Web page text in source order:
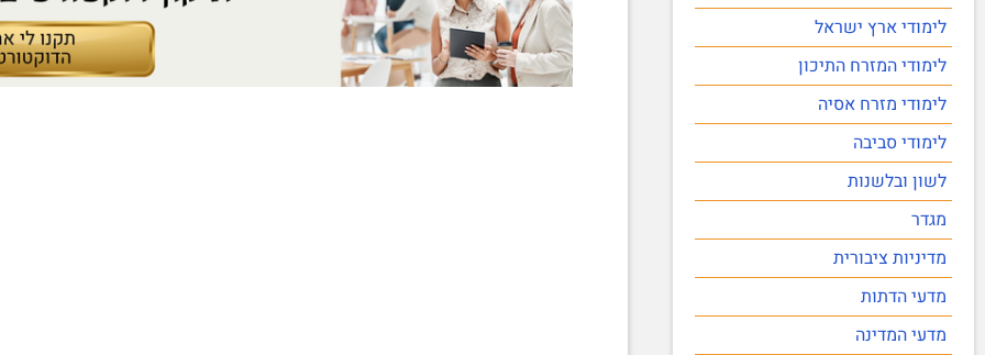
לימודי ארץ ישראל
לימודי המזרח התיכון
לימודי מזרח אסיה
לימודי סביבה
לשון ובלשנות
מגדר
מדיניות ציבורית
מדעי הדתות
מדעי המדינה